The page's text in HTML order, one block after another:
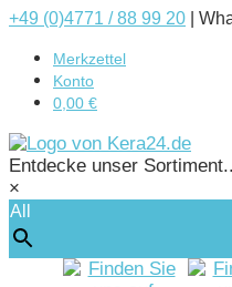
+49 (0)4771 / 88 99 20
Merkzettel
Konto
0,00 €
Entdecke unser
×
All